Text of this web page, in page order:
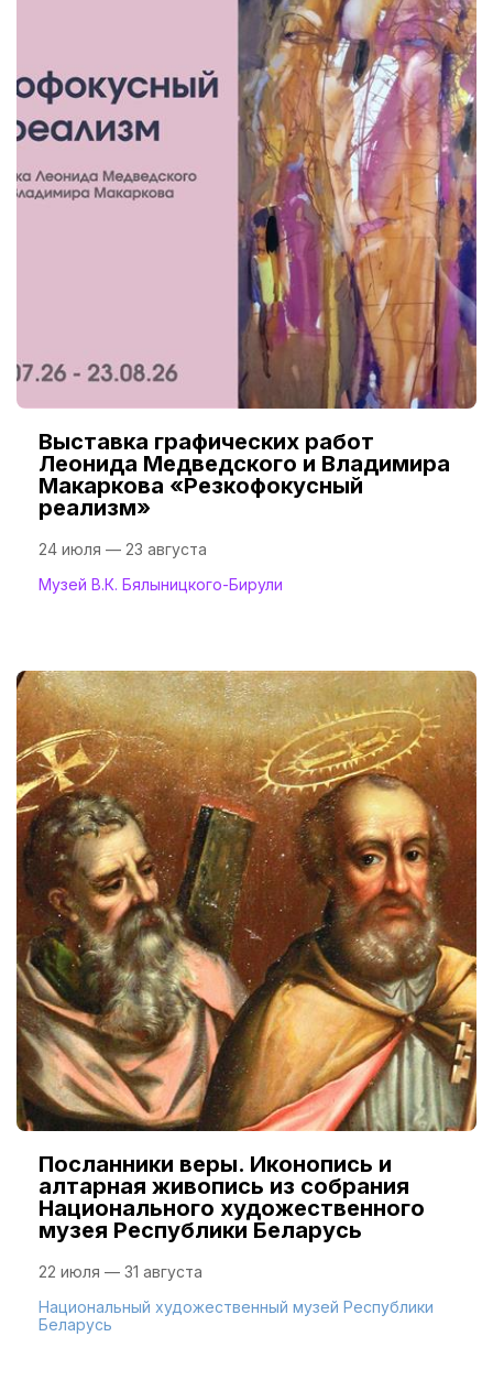
Выставка графических работ
Леонида Медведского и Владимира
Макаркова «Резкофокусный
реализм»
24 июля — 23 августа
Музей В.К. Бялыницкого-Бирули
Посланники веры. Иконопись и
алтарная живопись из собрания
Национального художественного
музея Республики Беларусь
22 июля — 31 августа
Национальный художественный музей Республики
Беларусь